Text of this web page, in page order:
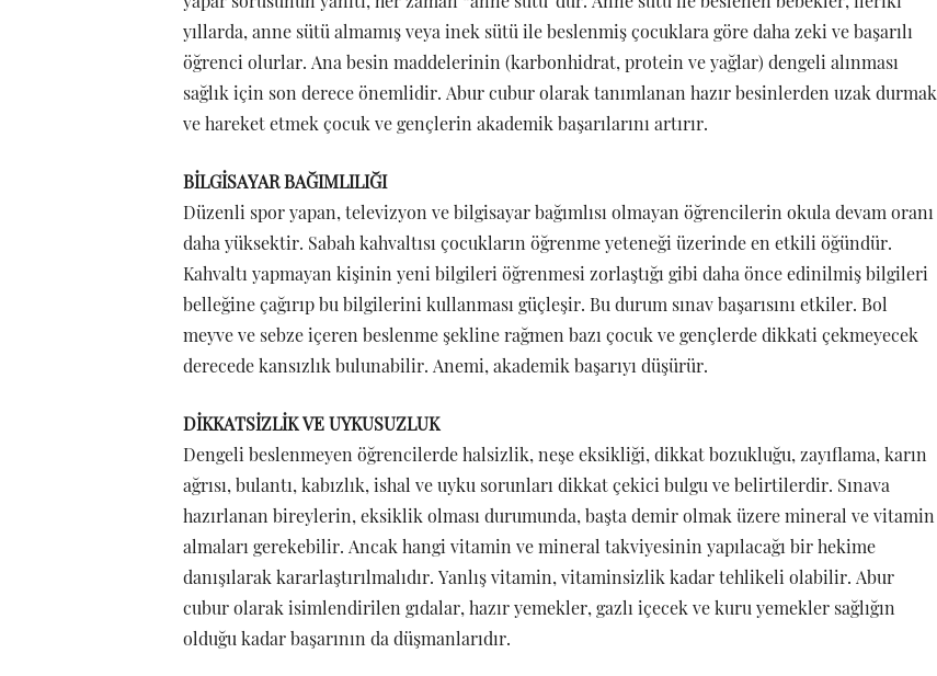
yıllarda, anne sütü almamış veya inek sütü ile beslenmiş çocuklara göre daha zeki ve başarılı
öğrenci olurlar. Ana besin maddelerinin (karbonhidrat, protein ve yağlar) dengeli alınması
sağlık için son derece önemlidir. Abur cubur olarak tanımlanan hazır besinlerden uzak durmak
ve hareket etmek çocuk ve gençlerin akademik başarılarını artırır.
BİLGİSAYAR BAĞIMLILIĞI
Düzenli spor yapan, televizyon ve bilgisayar bağımlısı olmayan öğrencilerin okula devam oranı
daha yüksektir. Sabah kahvaltısı çocukların öğrenme yeteneği üzerinde en etkili öğündür.
Kahvaltı yapmayan kişinin yeni bilgileri öğrenmesi zorlaştığı gibi daha önce edinilmiş bilgileri
belleğine çağırıp bu bilgilerini kullanması güçleşir. Bu durum sınav başarısını etkiler. Bol
meyve ve sebze içeren beslenme şekline rağmen bazı çocuk ve gençlerde dikkati çekmeyecek
derecede kansızlık bulunabilir. Anemi, akademik başarıyı düşürür.
DİKKATSİZLİK VE UYKUSUZLUK
Dengeli beslenmeyen öğrencilerde halsizlik, neşe eksikliği, dikkat bozukluğu, zayıflama, karın
ağrısı, bulantı, kabızlık, ishal ve uyku sorunları dikkat çekici bulgu ve belirtilerdir. Sınava
hazırlanan bireylerin, eksiklik olması durumunda, başta demir olmak üzere mineral ve vitamin
almaları gerekebilir. Ancak hangi vitamin ve mineral takviyesinin yapılacağı bir hekime
danışılarak kararlaştırılmalıdır. Yanlış vitamin, vitaminsizlik kadar tehlikeli olabilir. Abur
cubur olarak isimlendirilen gıdalar, hazır yemekler, gazlı içecek ve kuru yemekler sağlığın
olduğu kadar başarının da düşmanlarıdır.